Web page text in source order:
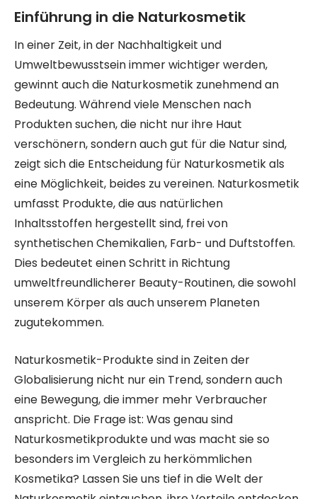
Einführung in die Naturkosmetik
In einer Zeit, in der Nachhaltigkeit und
Umweltbewusstsein immer wichtiger werden,
gewinnt auch die Naturkosmetik zunehmend an
Bedeutung. Während viele Menschen nach
Produkten suchen, die nicht nur ihre Haut
verschönern, sondern auch gut für die Natur sind,
zeigt sich die Entscheidung für Naturkosmetik als
eine Möglichkeit, beides zu vereinen. Naturkosmetik
umfasst Produkte, die aus natürlichen
Inhaltsstoffen hergestellt sind, frei von
synthetischen Chemikalien, Farb- und Duftstoffen.
Dies bedeutet einen Schritt in Richtung
umweltfreundlicherer Beauty-Routinen, die sowohl
unserem Körper als auch unserem Planeten
zugutekommen.
Naturkosmetik-Produkte sind in Zeiten der
Globalisierung nicht nur ein Trend, sondern auch
eine Bewegung, die immer mehr Verbraucher
anspricht. Die Frage ist: Was genau sind
Naturkosmetikprodukte und was macht sie so
besonders im Vergleich zu herkömmlichen
Kosmetika? Lassen Sie uns tief in die Welt der